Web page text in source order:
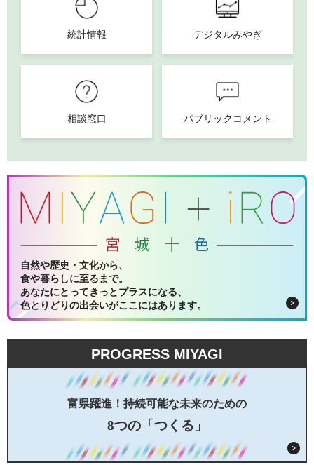
統計情報 デジタルみやぎ
相談窓口 パブリックコメント
自然や歴史・文化から、
食や暮らしに至るまで。
あなたにとってきっとプラスになる、
色とりどりの出会いがここにはあります。
PROGRESS MIYAGI
富県躍進！持続可能な未来のための
8つの「つくる」